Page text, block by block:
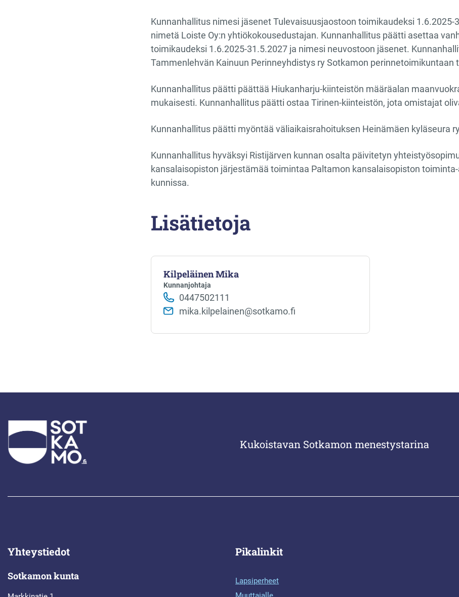
Kunnanhallitus nimesi jäsenet Tulevaisuusjaostoon toimikaudeksi
nimetä Loiste Oy:n yhtiökokousedustajan. Kunnanhallitus päätti asettaa
toimikaudeksi 1.6.2025-31.5.2027 ja nimesi neuvostoon jäsenet.
Tammenlehvän Kainuun Perinneyhdistys ry Sotkamon perinnetoimikuntaan
Kunnanhallitus päätti päättää Hiukanharju-kiinteistön määräalan
mukaisesti. Kunnanhallitus päätti ostaa Tirinen-kiinteistön, jota omistajat
Kunnanhallitus päätti myöntää väliaikaisrahoituksen Heinämäen kyläseura
Kunnanhallitus hyväksyi Ristijärven kunnan osalta päivitetyn
kansalaisopiston järjestämää toimintaa Paltamon kansalaisopiston
kunnissa.
Lisätietoja
Kilpeläinen Mika
Kunnanjohtaja
0447502111
mika.kilpelainen@sotkamo.fi
Kukoistavan Sotkamon menestystarina
Yhteystiedot
Sotkamon kunta
Pikalinkit
Lapsiperheet